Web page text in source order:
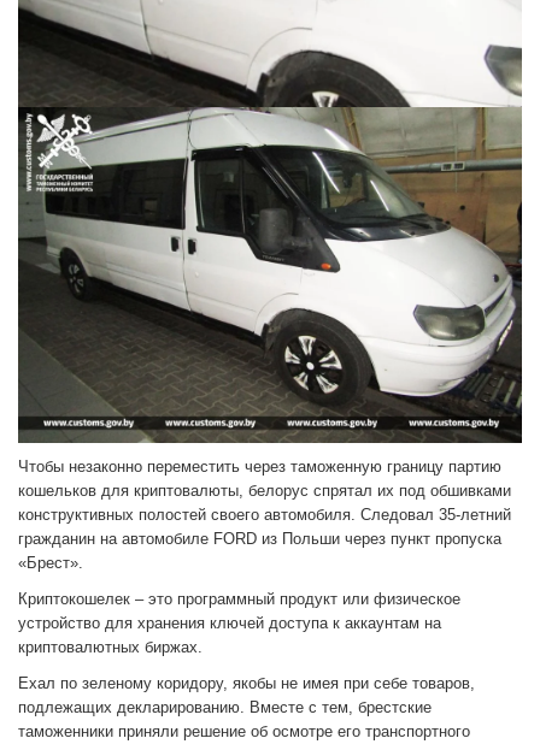
Чтобы незаконно переместить через таможенную границу партию
кошельков для криптовалюты, белорус спрятал их под обшивками
конструктивных полостей своего автомобиля. Следовал 35-летний
гражданин на автомобиле FORD из Польши через пункт пропуска
«Брест».
Криптокошелек – это программный продукт или физическое
устройство для хранения ключей доступа к аккаунтам на
криптовалютных биржах.
Ехал по зеленому коридору, якобы не имея при себе товаров,
подлежащих декларированию. Вместе с тем, брестские
таможенники приняли решение об осмотре его транспортного